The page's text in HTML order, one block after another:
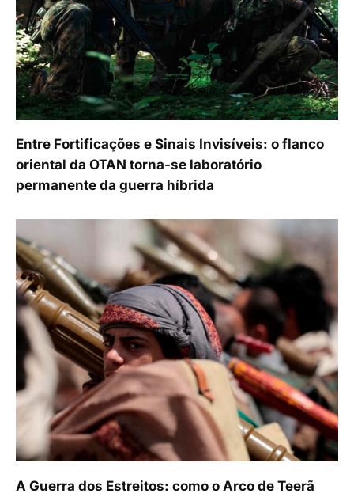
Entre Fortificações e Sinais Invisíveis: o flanco
oriental da OTAN torna-se laboratório
permanente da guerra híbrida
A Guerra dos Estreitos: como o Arco de Teerã